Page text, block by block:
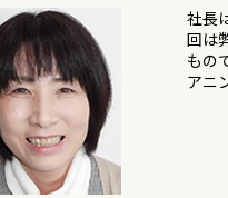
社長
回は
もの
アニ